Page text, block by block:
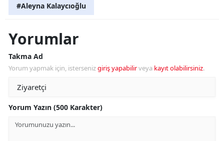
#Aleyna Kalaycıoğlu
Yorumlar
Takma Ad
Yorum yapmak için, istersenizgiriş yapabilirveya kayıt olabilirsiniz.
Yorum Yazın (500 Karakter)